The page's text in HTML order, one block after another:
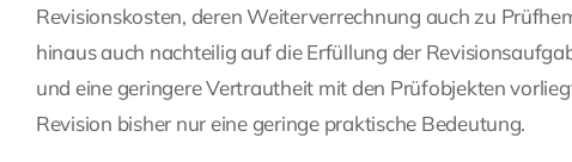
Revisionskosten, deren Weiterverrechnung auch zu
hinaus auch nachteilig auf die Erfüllung der
und eine geringere Vertrautheit mit den Prüfobjekten
Revision bisher nur eine geringe praktische Bedeutung.